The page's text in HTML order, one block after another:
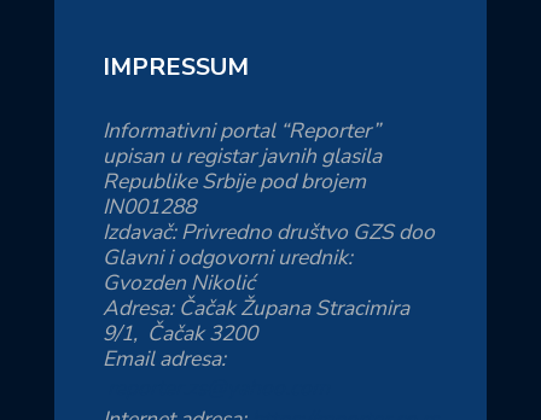
IMPRESSUM
Informativni portal “Reporter”
upisan u registar javnih glasila
Republike Srbije pod brojem
IN001288
Izdavač: Privredno društvo GZS doo
Glavni i odgovorni urednik:
Gvozden Nikolić
Adresa: Čačak Župana Stracimira
9/1, Čačak 3200
Email adresa: